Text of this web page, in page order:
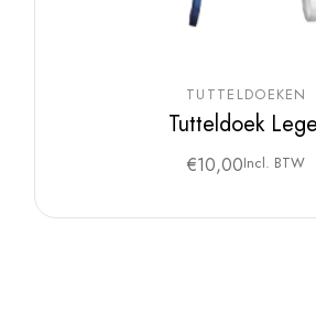
TUTTELDOEKEN
Tutteldoek
€10,00Incl. BTW